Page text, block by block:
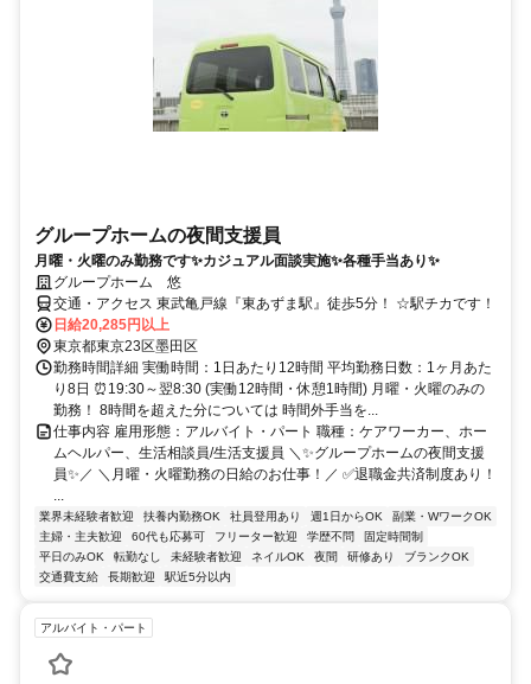
グループホームの夜間支援員
月曜・火曜のみ勤務です✨カジュアル面談実施✨各種手当あり✨
グループホーム 悠
交通・アクセス 東武亀戸線『東あずま駅』徒歩5分！ ☆駅チカです！
日給20,285円以上
東京都東京23区墨田区
勤務時間詳細 実働時間：1日あたり12時間 平均勤務日数：1ヶ月あた
り8日 ⏰19:30～翌8:30 (実働12時間・休憩1時間) 月曜・火曜のみの
勤務！ 8時間を超えた分については 時間外手当を...
仕事内容 雇用形態：アルバイト・パート 職種：ケアワーカー、ホー
ムヘルパー、生活相談員/生活支援員 ＼✨グループホームの夜間支援
員✨／ ＼月曜・火曜勤務の日給のお仕事！／ ✅退職金共済制度あり！
...
業界未経験者歓迎 扶養内勤務OK 社員登用あり 週1日からOK
副業・WワークOK
主婦・主夫歓迎
60代も応募可 フリーター歓迎 学歴不問
固定時間制
平日のみOK
転勤なし 未経験者歓迎 ネイルOK 夜間 研修あり
ブランクOK
交通費支給
長期歓迎 駅近5分以内
アルバイト・パート